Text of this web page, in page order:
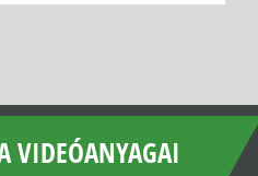
VIDEÓANYAGAI